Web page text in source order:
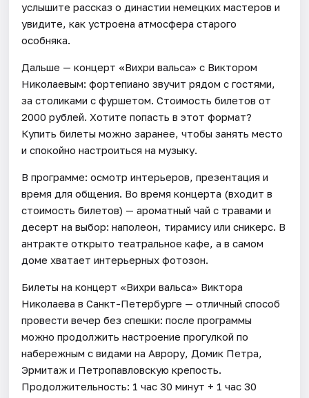
услышите рассказ о династии немецких мастеров и
увидите, как устроена атмосфера старого
особняка.
Дальше — концерт «Вихри вальса» с Виктором
Николаевым: фортепиано звучит рядом с гостями,
за столиками с фуршетом. Стоимость билетов от
2000 рублей. Хотите попасть в этот формат?
Купить билеты можно заранее, чтобы занять место
и спокойно настроиться на музыку.
В программе: осмотр интерьеров, презентация и
время для общения. Во время концерта (входит в
стоимость билетов) — ароматный чай с травами и
десерт на выбор: наполеон, тирамису или сникерс. В
антракте открыто театральное кафе, а в самом
доме хватает интерьерных фотозон.
Билеты на концерт «Вихри вальса» Виктора
Николаева в Санкт-Петербурге — отличный способ
провести вечер без спешки: после программы
можно продолжить настроение прогулкой по
набережным с видами на Аврору, Домик Петра,
Эрмитаж и Петропавловскую крепость.
Продолжительность: 1 час 30 минут + 1 час 30